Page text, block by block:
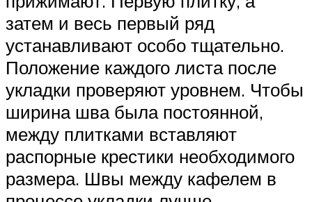
затем и весь первый ряд
устанавливают особо тщательно.
Положение каждого листа после
укладки проверяют уровнем. Чтобы
ширина шва была постоянной,
между плитками вставляют
распорные крестики необходимого
размера. Швы между кафелем в